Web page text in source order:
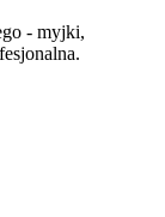
- myjki,